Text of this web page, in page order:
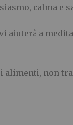
calma e
aiuterà a
alimenti, non